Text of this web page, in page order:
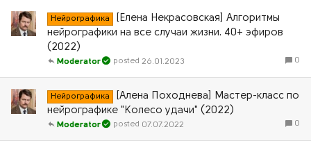
Нейрографика
[Елена Некрасовская] Алгоритмы
нейрографики на все случаи жизни. 40+ эфиров
(2022)
0
26.01.2023
Moderator
Нейрографика
[Алена Походнева] Мастер-класс по
нейрографике "Колесо удачи" (2022)
0
07.07.2022
Moderator